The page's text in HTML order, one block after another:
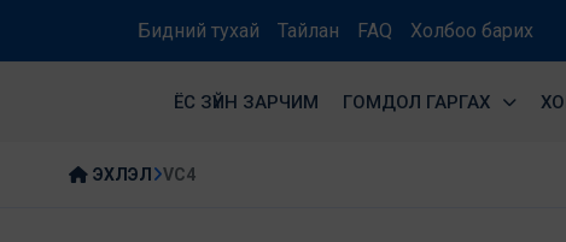
Бидний тухай Тайлан FAQ Холбоо барих
ЁС ЗҮЙН ЗАРЧИМ ГОМДОЛ ГАРГАХ
ЭХЛЭЛ VC4